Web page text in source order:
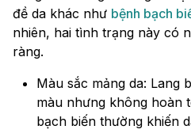
đề da khác như bệnh bạch
nhiên, hai tình trạng này có
ràng.
Màu sắc mảng da: Lang
màu nhưng không hoàn
bạch biến thường khiến